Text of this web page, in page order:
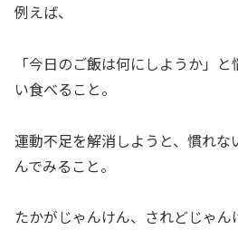
例えば、
「今日のご飯は何にしようか」
い食べること。
運動不足を解消しようと、慣れ
んでみること。
たかがじゃんけん、されどじゃ